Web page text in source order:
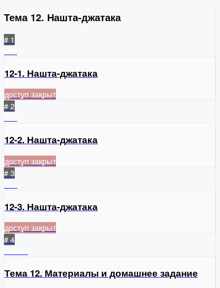
Тема 12. Нашта-джатака
# 1
12-1. Нашта-джатака
доступ закрыт
# 2
12-2. Нашта-джатака
доступ закрыт
# 3
12-3. Нашта-джатака
доступ закрыт
# 4
Тема 12. Материалы и домашнее задание